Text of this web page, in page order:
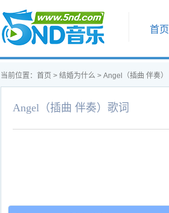
首页
首页
当前位置： 首页 > 结婚为什么 > Angel（插曲 伴奏）
Angel（插曲 伴奏）歌词